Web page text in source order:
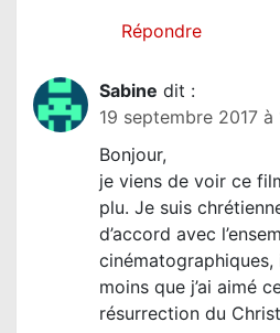
Répondre
Sabine dit :
19 septembre 2017 à
Bonjour,
je viens de voir ce
plu. Je suis
d’accord avec
cinématographiques,
moins que j’ai aimé
résurrection du